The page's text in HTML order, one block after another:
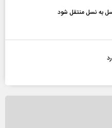
به نسل منتقل شود